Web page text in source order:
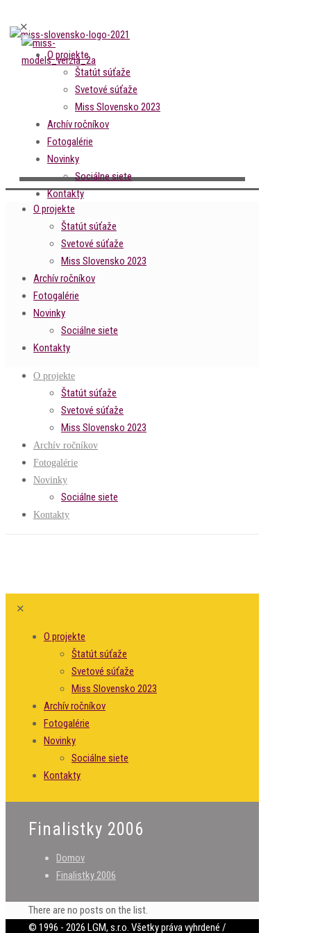
✕
O projekte
Štatút súťaže
Svetové súťaže
Miss Slovensko 2023
Archív ročníkov
Fotogalérie
Novinky
Sociálne siete
Kontakty
O projekte
Štatút súťaže
Svetové súťaže
Miss Slovensko 2023
Archív ročníkov
Fotogalérie
Novinky
Sociálne siete
Kontakty
O projekte
Štatút súťaže
Svetové súťaže
Miss Slovensko 2023
Archív ročníkov
Fotogalérie
Novinky
Sociálne siete
Kontakty
✕
O projekte
Štatút súťaže
Svetové súťaže
Miss Slovensko 2023
Archív ročníkov
Fotogalérie
Novinky
Sociálne siete
Kontakty
Finalistky 2006
Domov
Finalistky 2006
There are no posts on the list.
© 1996 - 2026 LGM, s.r.o. Všetky práva vyhrdené /